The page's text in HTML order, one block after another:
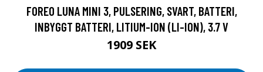
FOREO LUNA MINI 3, PULSERING, SVART, BATTERI,
INBYGGT BATTERI, LITIUM-ION (LI-ION), 3.7 V
1909 SEK